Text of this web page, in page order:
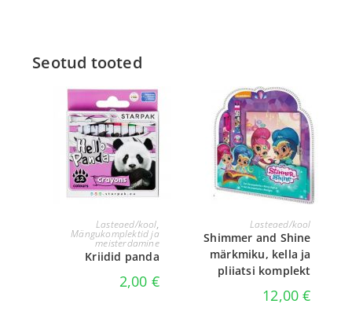
Seotud tooted
LISA KORVI
Lasteaed/kool,
Mängukomplektid ja
meisterdamine
Kriidid panda
2,00 €
LISA KORVI
Lasteaed/kool
Shimmer and Shine
märkmiku, kella ja
pliiatsi komplekt
12,00€